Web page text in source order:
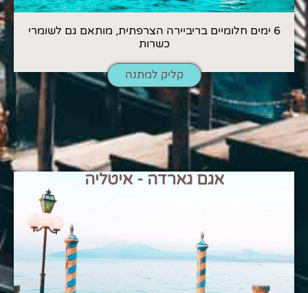
6 ימים חלומיים בריביירה הצרפתית, מותאם גם לשומרי
כשרות
קליק למתנה
אגם גארדה - איטליה